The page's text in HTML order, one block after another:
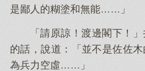
是鄙人的糊塗和無能……」
「請原諒！渡邊閣下！
的話，說道：「並不是佐佐
為兵力空虛……」